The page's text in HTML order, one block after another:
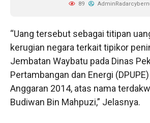
89
“Uang tersebut sebagai titipan
kerugian negara terkait tipikor
Jembatan Waybatu pada Dinas
Pertambangan dan Energi
Anggaran 2014, atas nama
Budiwan Bin Mahpuzi,” Jelasnya.